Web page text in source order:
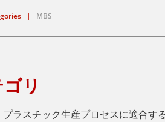
| MBS
リ
ラスチック生産プロセスに適合す